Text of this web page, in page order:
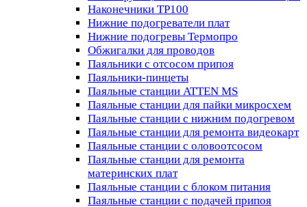
Наконечники TP100
Нижние подогреватели плат
Нижние подогревы Термопро
Обжигалки для проводов
Паяльники с отсосом припоя
Паяльники-пинцеты
Паяльные станции ATTEN MS
Паяльные станции для пайки микросхем
Паяльные станции с нижним подогревом
Паяльные станции для ремонта видеокарт
Паяльные станции с оловоотсосом
Паяльные станции для ремонта
материнских плат
Паяльные станции с блоком питания
Паяльные станции с подачей припоя